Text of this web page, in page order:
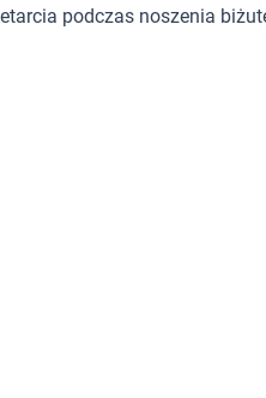
podczas noszenia